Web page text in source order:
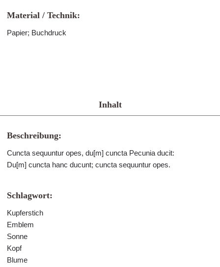
Material / Technik:
Papier; Buchdruck
Inhalt
Beschreibung:
Cuncta sequuntur opes, du[m] cuncta Pecunia ducit:
Du[m] cuncta hanc ducunt; cuncta sequuntur opes.
Schlagwort:
Kupferstich
Emblem
Sonne
Kopf
Blume